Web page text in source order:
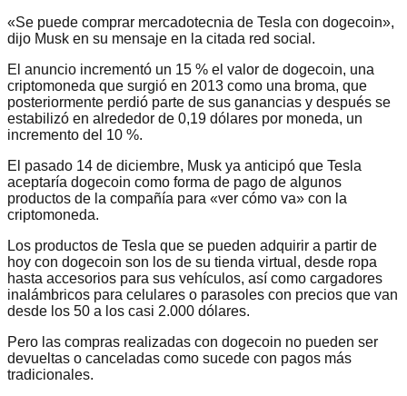
«Se puede comprar mercadotecnia de Tesla con dogecoin»,
dijo Musk en su mensaje en la citada red social.
El anuncio incrementó un 15 % el valor de dogecoin, una
criptomoneda que surgió en 2013 como una broma, que
posteriormente perdió parte de sus ganancias y después se
estabilizó en alrededor de 0,19 dólares por moneda, un
incremento del 10 %.
El pasado 14 de diciembre, Musk ya anticipó que Tesla
aceptaría dogecoin como forma de pago de algunos
productos de la compañía para «ver cómo va» con la
criptomoneda.
Los productos de Tesla que se pueden adquirir a partir de
hoy con dogecoin son los de su tienda virtual, desde ropa
hasta accesorios para sus vehículos, así como cargadores
inalámbricos para celulares o parasoles con precios que van
desde los 50 a los casi 2.000 dólares.
Pero las compras realizadas con dogecoin no pueden ser
devueltas o canceladas como sucede con pagos más
tradicionales.